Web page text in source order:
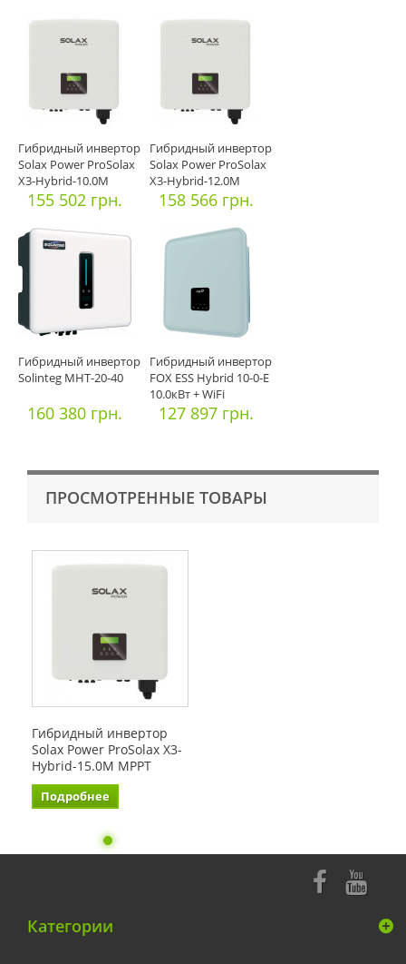
Гибридный инвертор
Solax Power ProSolax
X3-Hybrid-10.0М
MРPT
155 502 грн.
Гибридный инвертор
Solax Power ProSolax
X3-Hybrid-12.0М
MРPT
158 566 грн.
Гибридный инвертор
Solinteg MHT-20-40
160 380 грн.
Гибридный инвертор
FOX ESS Hybrid 10-0-Е
10.0кВт + WiFi
127 897 грн.
ПРОСМОТРЕННЫЕ ТОВАРЫ
Гибридный инвертор
Solax Power ProSolax X3-
Hybrid-15.0М MРPT
Подробнее
Категории